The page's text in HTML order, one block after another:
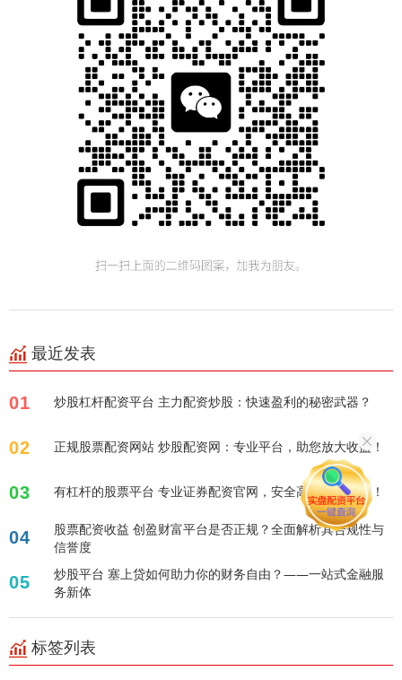
最近发表
01 炒股杠杆配资平台 主力配资炒股：快速盈利的秘密武器？
02 正规股票配资网站 炒股配资网：专业平台，助您放大收益！
03 有杠杆的股票平台 专业证券配资官网，安全高效投资之选！
04
股票配资收益 创盈财富平台是否正规？全面解析其合规性与
信誉度
05
炒股平台 塞上贷如何助力你的财务自由？——一站式金融服
务新体
标签列表